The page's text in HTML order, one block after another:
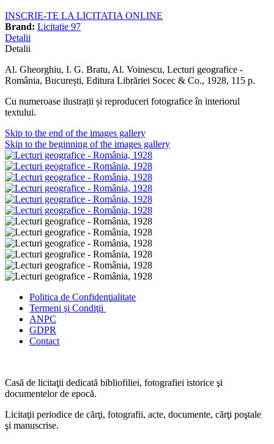
INSCRIE-TE LA LICITATIA ONLINE
Brand: Licitatie 97
Detalii
Detalii
Al. Gheorghiu, I. G. Bratu, Al. Voinescu, Lecturi geografice -
România, București, Editura Librăriei Socec & Co., 1928, 115 p.
Cu numeroase ilustrații și reproduceri fotografice în interiorul
textului.
Skip to the end of the images gallery
Skip to the beginning of the images gallery
Politica de Confidenţialitate
Termeni şi Condiţii
ANPC
GDPR
Contact
Casă de licitaţii dedicată bibliofiliei, fotografiei istorice şi
documentelor de epocă.
Licitaţii periodice de cărţi, fotografii, acte, documente, cărţi poştale
şi manuscrise.